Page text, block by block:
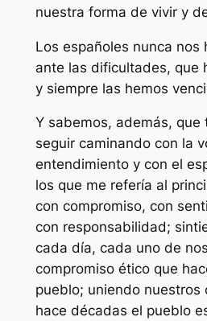
nuestra forma de vivir y
Los españoles nunca nos
ante las dificultades, que
y siempre las hemos
Y sabemos, además, que
seguir caminando con la
entendimiento y con el
los que me refería al
con compromiso, con
con responsabilidad;
cada día, cada uno de
compromiso ético que
pueblo; uniendo nuestros
hace décadas el pueblo